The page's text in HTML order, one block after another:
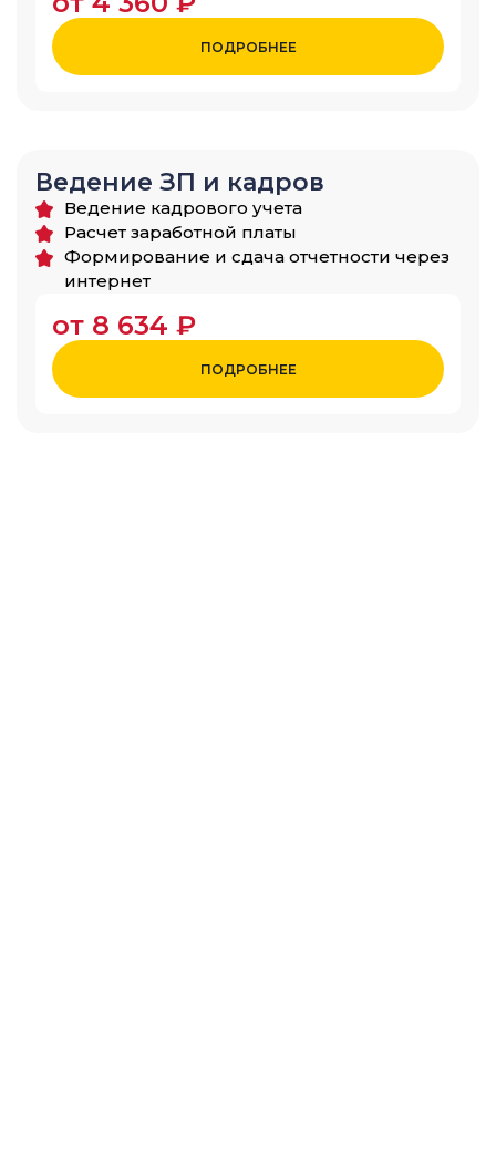
ПОДРОБНЕЕ
Ведение ЗП и кадров
Ведение кадрового учета
Расчет заработной платы
Формирование и сдача отчетности через
интернет
от 8 634 ₽
ПОДРОБНЕЕ